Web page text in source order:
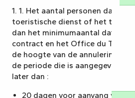
1. 1. Het aantal personen dat is
toeristische dienst of het
dan het minimumaantal dat is
contract en het Office du
de hoogte van de annulering van
de periode die is aangegeven in
later dan :
20 dagen voor aanvang van de